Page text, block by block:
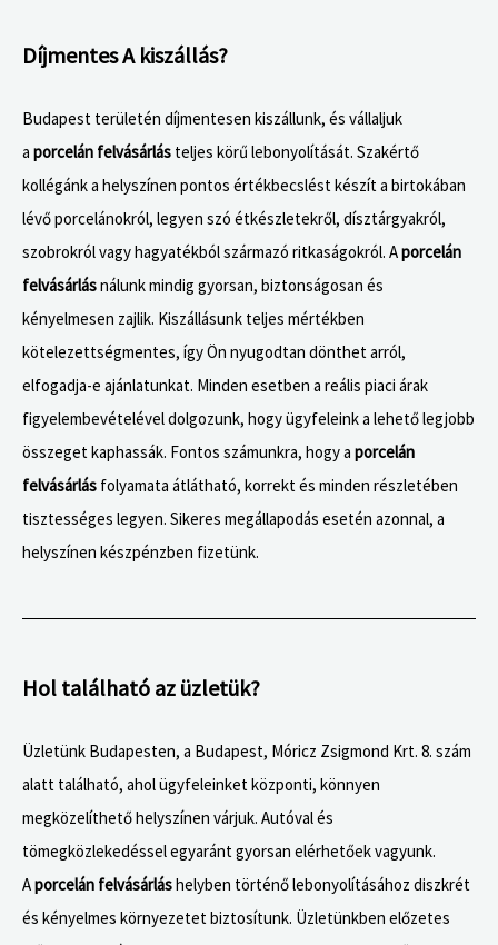
Díjmentes A kiszállás?
Budapest területén díjmentesen kiszállunk, és vállaljuk
a porcelán felvásárlás teljes körű lebonyolítását. Szakértő
kollégánk a helyszínen pontos értékbecslést készít a birtokában
lévő porcelánokról, legyen szó étkészletekről, dísztárgyakról,
szobrokról vagy hagyatékból származó ritkaságokról. Aporcelán
felvásárlásnálunk mindig gyorsan, biztonságosan és
kényelmesen zajlik. Kiszállásunk teljes mértékben
kötelezettségmentes, így Ön nyugodtan dönthet arról,
elfogadja-e ajánlatunkat. Minden esetben a reális piaci árak
figyelembevételével dolgozunk, hogy ügyfeleink a lehető legjobb
összeget kaphassák. Fontos számunkra, hogy a porcelán
felvásárlás folyamata átlátható, korrekt és minden részletében
tisztességes legyen. Sikeres megállapodás esetén azonnal, a
helyszínen készpénzben fizetünk.
Hol található az üzletük?
Üzletünk Budapesten, a Budapest, Móricz Zsigmond Krt. 8. szám
alatt található, ahol ügyfeleinket központi, könnyen
megközelíthető helyszínen várjuk. Autóval és
tömegközlekedéssel egyaránt gyorsan elérhetőek vagyunk.
Aporcelán felvásárláshelyben történő lebonyolításához diszkrét
és kényelmes környezetet biztosítunk. Üzletünkben előzetes